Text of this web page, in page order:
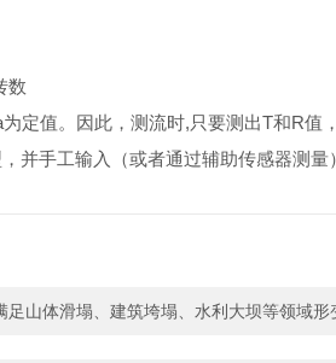
数
定值。因此，测流时,只要测出T和R值
并手工输入（或者通过辅助传感器测
足山体滑塌、建筑垮塌、水利大坝等领域形